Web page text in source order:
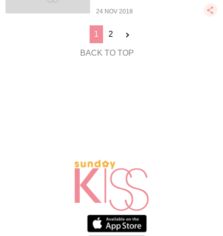
24 NOV 2018
1 2
BACK TO TOP